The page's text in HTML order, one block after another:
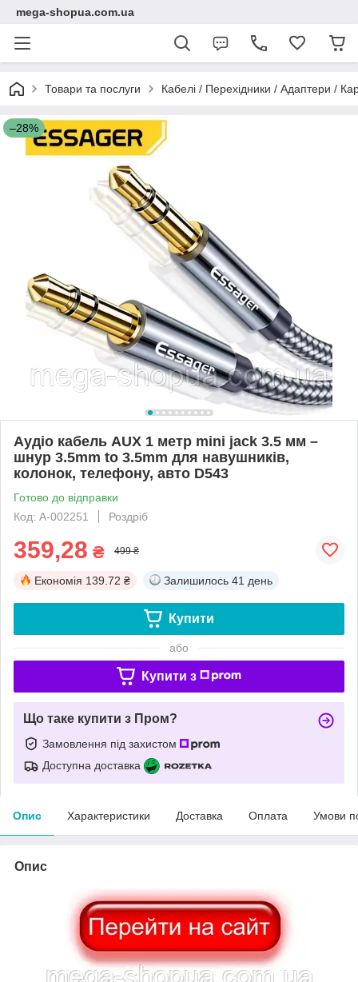
mega-shopua.com.ua
Товари та послуги Кабелі / Перехідники / Адаптери /
–28%
Аудіо кабель AUX 1 метр mini jack 3.5 мм –
шнур 3.5mm to 3.5mm для навушників,
колонок, телефону, авто D543
Готово до відправки
Код: A-002251
Роздріб
359,28 ₴ 499 ₴
Економія 139.72 ₴ Залишилось 41 день
Купити
або
Купити з
Що таке купити з Пром?
Замовлення під захистом
Доступна доставка
Опис Характеристики Доставка Оплата Умови
Опис